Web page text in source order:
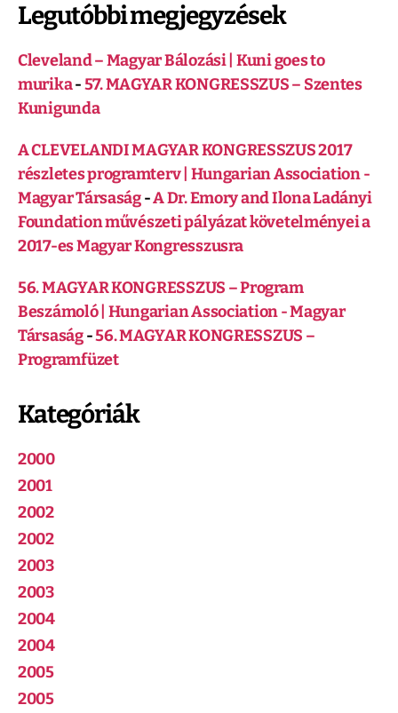
Legutóbbi megjegyzések
Cleveland – Magyar Bálozási | Kuni goes to
murika-57. MAGYAR KONGRESSZUS – Szentes
Kunigunda
A CLEVELANDI MAGYAR KONGRESSZUS 2017
részletes programterv | Hungarian Association -
Magyar Társaság-A Dr. Emory and Ilona Ladányi
Foundation művészeti pályázat követelményei a
2017-es Magyar Kongresszusra
56. MAGYAR KONGRESSZUS – Program
Beszámoló | Hungarian Association - Magyar
Társaság-56. MAGYAR KONGRESSZUS –
Programfüzet
Kategóriák
2000
2001
2002
2002
2003
2003
2004
2004
2005
2005